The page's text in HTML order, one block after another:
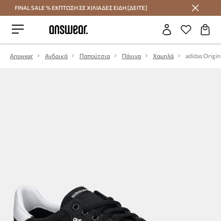
Εξοικονομήστε με το Answear Club
FINAL SALE % ΕΚΠΤΩΣΗ ΣΕ ΧΙΛΙΑΔΕΣ ΕΙΔΗ [ΔΕΙΤΕ]
Answear Ανδρικά Παπούτσια Πάνινα Χαμηλά